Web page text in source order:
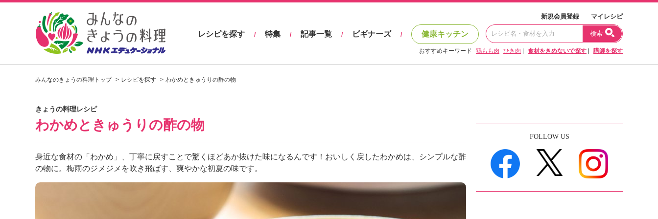
し
ピ
を
見
つ
け
よ
う
新規会員登録 マイレシピ
レシピを探す / 特集 / 記事一覧 / ビギナーズ / 健康キッチン 検索
おすすめキーワード 鶏もも肉 ひき肉 食材をきめないで探す 講師を探す
みんなのきょうの料理トップ レシピを探す わかめときゅうりの酢の物
きょうの料理レシピ
わかめときゅうりの酢の物
身近な食材の「わかめ」、丁寧に戻すことで驚くほどあか抜けた味になるんです！おいしく戻したわかめは、シンプルな酢
の物に。梅雨のジメジメを吹き飛ばす、爽やかな初夏の味です。
FOLLOW US